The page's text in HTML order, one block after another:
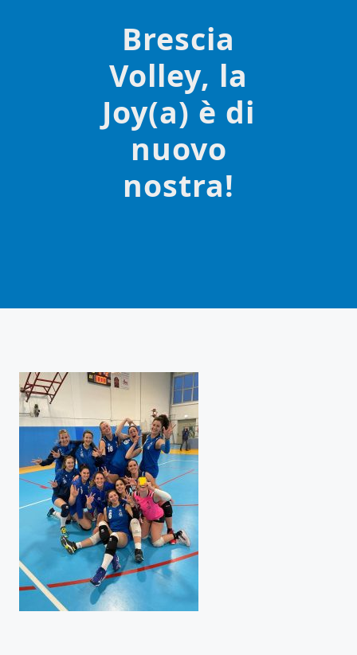
Brescia
Volley, la
Joy(a) è di
nuovo
nostra!